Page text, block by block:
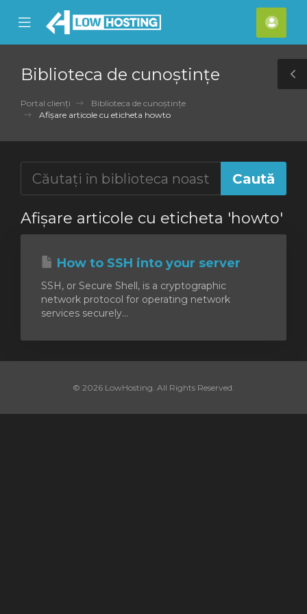
Mobile
Menu
meu
Biblioteca de cunoștințe
Portal clienți
Biblioteca de cunoștințe
Afișare articole cu eticheta howto
Afișare articole cu eticheta 'howto'
How to SSH into your server
SSH, or Secure Shell, is a cryptographic
network protocol for operating network
services securely...
© 2026 LowHosting. All Rights Reserved.